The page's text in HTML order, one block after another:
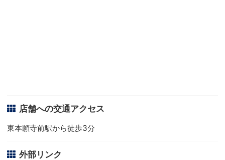
店舗への交通アクセス
東本願寺前駅から徒歩3分
外部リンク